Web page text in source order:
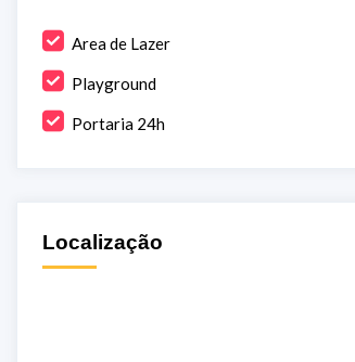
Area de Lazer
Playground
Portaria 24h
Localização